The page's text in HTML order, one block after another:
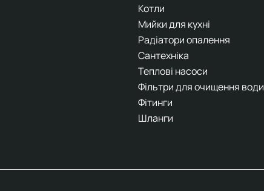
Котли
Мийки для кухні
Радіатори опалення
Сантехніка
Теплові насоси
Фільтри для очищення води
Фітинги
Шланги